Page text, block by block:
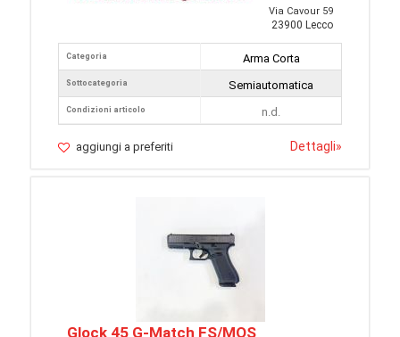
Via Cavour 59
23900 Lecco
Categoria
Sottocategoria
Condizioni articolo
Arma Corta
Semiautomatica
n.d.
aggiungi a preferiti Dettagli»
Glock 45 G-Match FS/MOS